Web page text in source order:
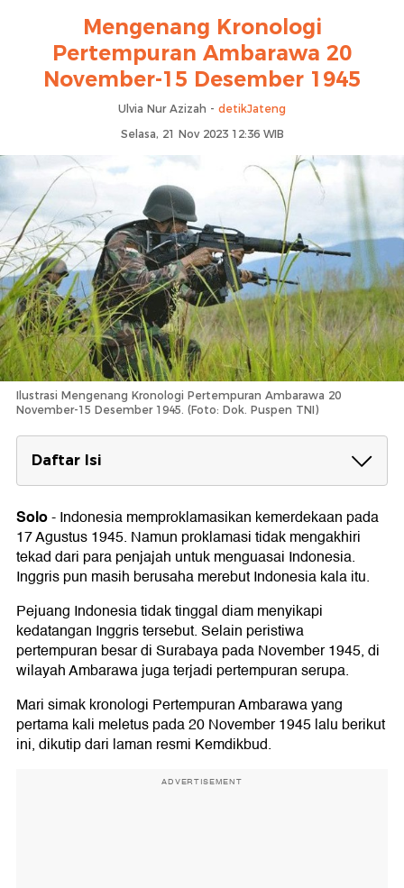
Mengenang Kronologi
Pertempuran Ambarawa 20
November-15 Desember 1945
Ulvia Nur Azizah - detikJateng
Selasa, 21 Nov 2023 12:36 WIB
Ilustrasi Mengenang Kronologi Pertempuran Ambarawa 20
November-15 Desember 1945. (Foto: Dok. Puspen TNI)
Daftar Isi
Kronologi Pertempuran Ambarawa
20 Oktober 1945
26 Oktober 1945
2 November 1945
20 November 1945
22 November 1945
5 Desember 1945
11 Desember 1945
12 Desember 1945
15 Desember 1945
Solo-Indonesia memproklamasikan kemerdekaan pada
17 Agustus 1945. Namun proklamasi tidak mengakhiri
tekad dari para penjajah untuk menguasai Indonesia.
Inggris pun masih berusaha merebut Indonesia kala itu.
Pejuang Indonesia tidak tinggal diam menyikapi
kedatangan Inggris tersebut. Selain peristiwa
pertempuran besar di Surabaya pada November 1945, di
wilayah Ambarawa juga terjadi pertempuran serupa.
Mari simak kronologi Pertempuran Ambarawa yang
pertama kali meletus pada 20 November 1945 lalu berikut
ini, dikutip dari laman resmi Kemdikbud.
ADVERTISEMENT